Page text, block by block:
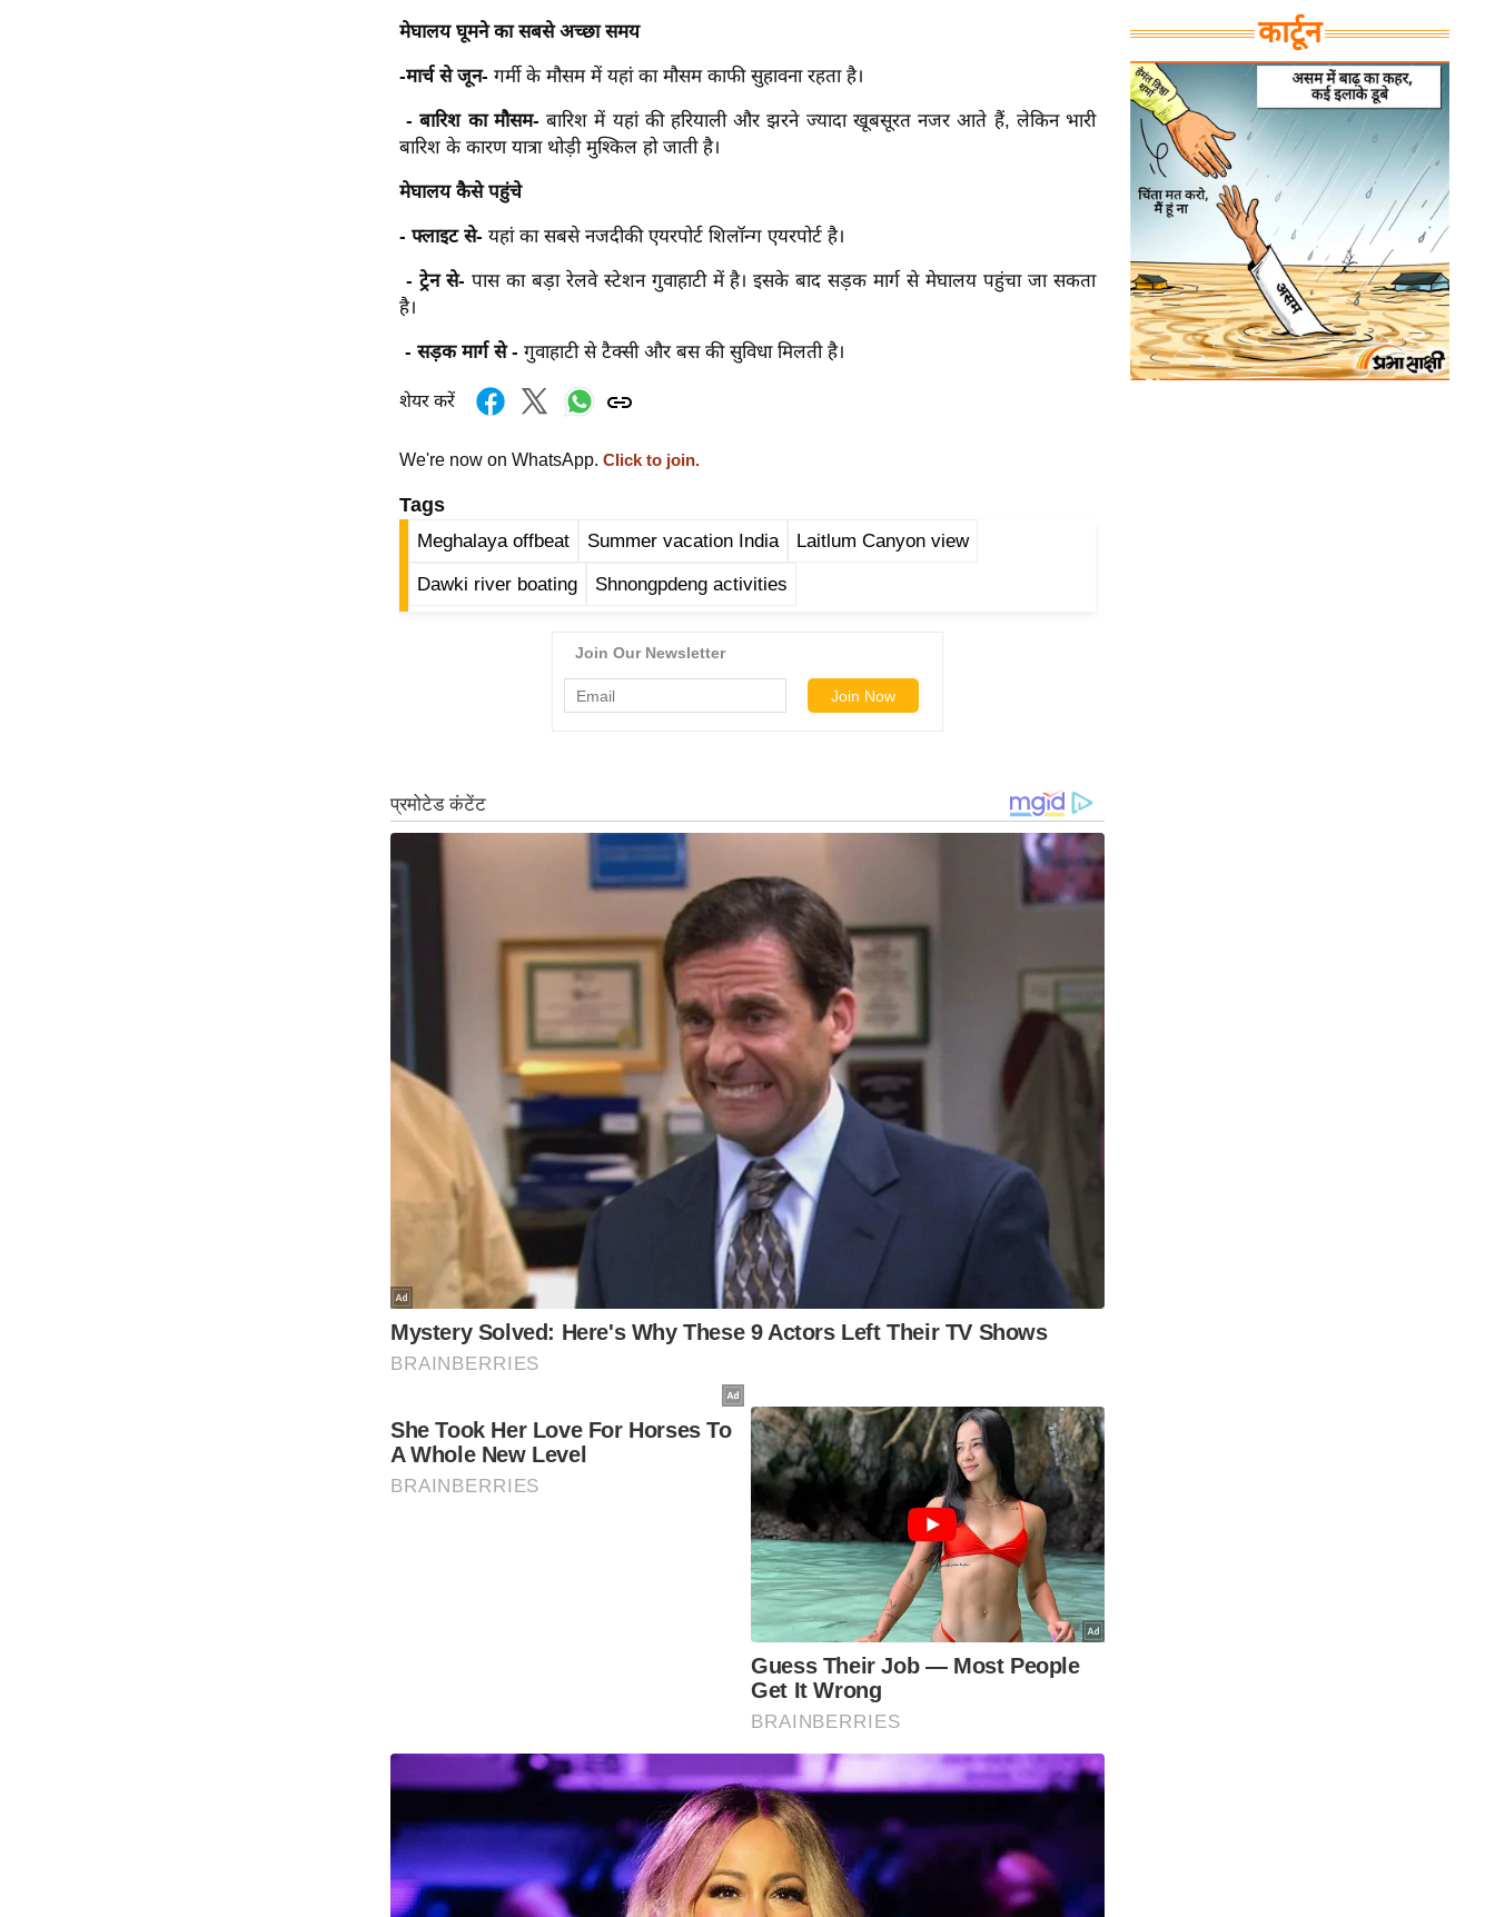
मेघालय घूमने का सबसे अच्छा समय
-मार्च से जून- गर्मी के मौसम में यहां का मौसम काफी सुहावना रहता है।
- बारिश का मौसम-बारिश में यहां की हरियाली और झरने ज्यादा खूबसूरत नजर आते हैं, लेकिन भारी
बारिश के कारण यात्रा थोड़ी मुश्किल हो जाती है।
मेघालय कैसे पहुंचे
- फ्लाइट से- यहां का सबसे नजदीकी एयरपोर्ट शिलॉन्ग एयरपोर्ट है।
- ट्रेन से- पास का बड़ा रेलवे स्टेशन गुवाहाटी में है। इसके बाद सड़क मार्ग से मेघालय पहुंचा जा सकता
है।
- सड़क मार्ग से - गुवाहाटी से टैक्सी और बस की सुविधा मिलती है।
शेयर करें
We're now on WhatsApp. Click to join.
Tags
Meghalaya offbeat Summer vacation India Laitlum Canyon view
Dawki river boating Shnongpdeng activities
कार्टून